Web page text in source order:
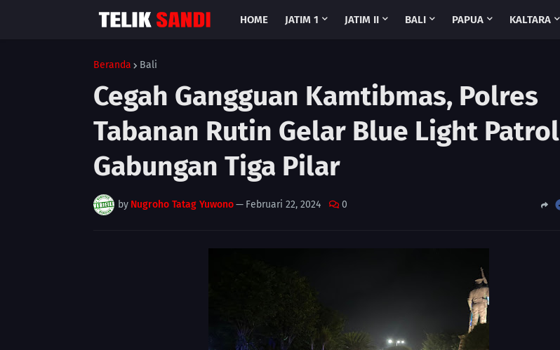
HOME JATIM 1 JATIM II BALI PAPUA KALTARA
Beranda Bali
Cegah Gangguan Kamtibmas, Polres
Tabanan Rutin Gelar Blue Light Patrol
Gabungan Tiga Pilar
by Nugroho Tatag Yuwono— Februari 22, 2024 0